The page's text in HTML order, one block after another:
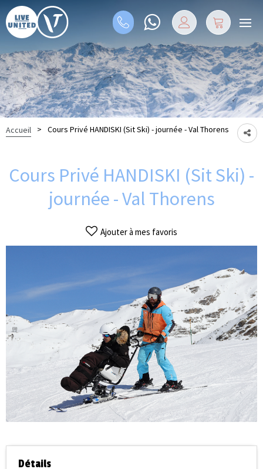
Accueil > Cours Privé HANDISKI (Sit Ski) - journée - Val Thorens
Cours Privé HANDISKI (Sit Ski) -
journée - Val Thorens
Ajouter à mes favoris
Détails